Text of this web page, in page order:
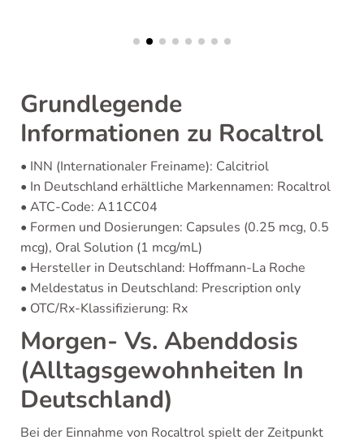
Grundlegende
Informationen zu Rocaltrol
• INN (Internationaler Freiname): Calcitriol
• In Deutschland erhältliche Markennamen: Rocaltrol
• ATC-Code: A11CC04
• Formen und Dosierungen: Capsules (0.25 mcg, 0.5
mcg), Oral Solution (1 mcg/mL)
• Hersteller in Deutschland: Hoffmann-La Roche
• Meldestatus in Deutschland: Prescription only
• OTC/Rx-Klassifizierung: Rx
Morgen- Vs. Abenddosis
(Alltagsgewohnheiten In
Deutschland)
Bei der Einnahme von Rocaltrol spielt der Zeitpunkt